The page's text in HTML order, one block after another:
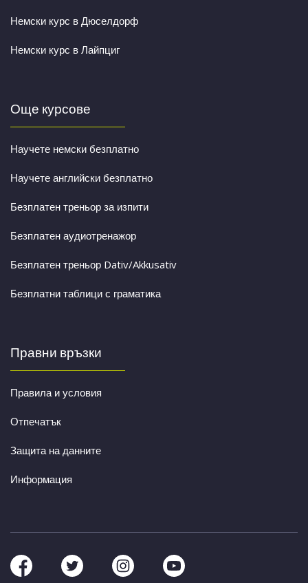
Немски курс в Дюселдорф
Немски курс в Лайпциг
Още курсове
Научете немски безплатно
Научете английски безплатно
Безплатен треньор за изпити
Безплатен аудиотренажор
Безплатен треньор Dativ/Akkusativ
Безплатни таблици с граматика
Правни връзки
Правила и условия
Отпечатък
Защита на данните
Информация